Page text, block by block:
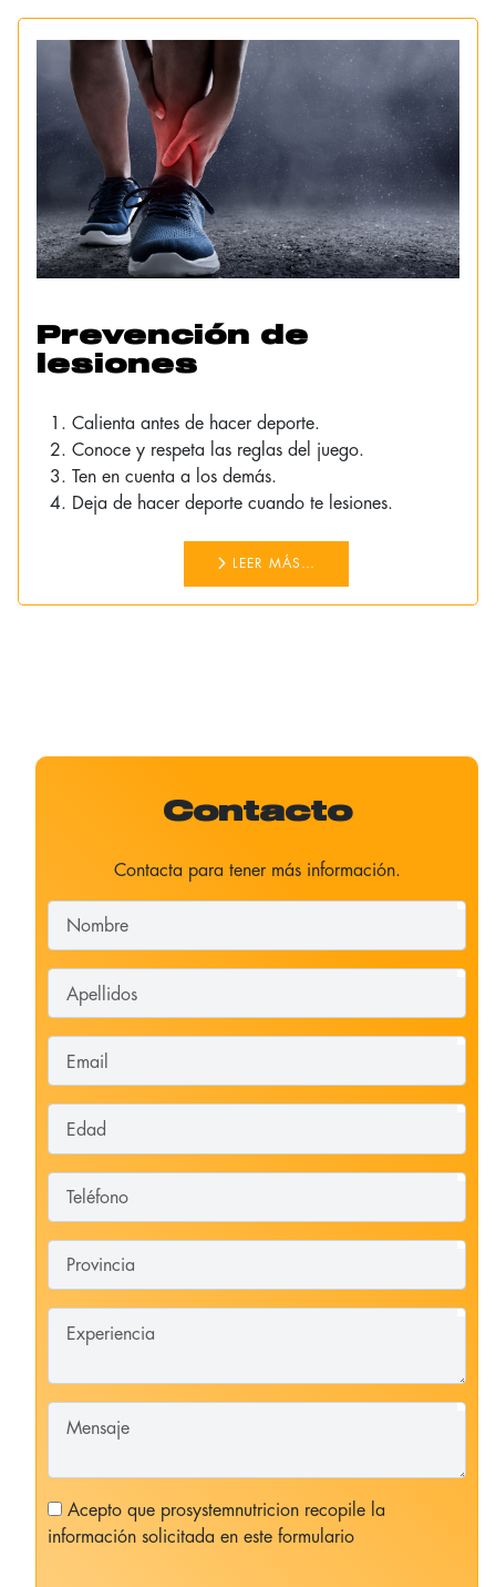
Prevención de
lesiones
Calienta antes de hacer deporte.
Conoce y respeta las reglas del juego.
Ten en cuenta a los demás.
Deja de hacer deporte cuando te lesiones.
LEER MÁS…
Contacto
Contacta para tener más información.
Acepto que prosystemnutricion recopile la
información solicitada en este formulario